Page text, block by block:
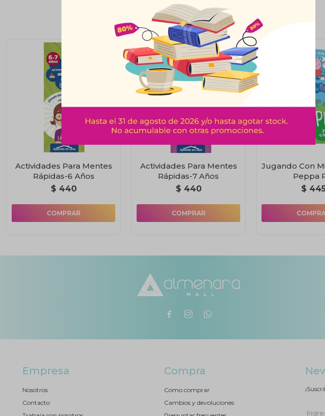
Productos que te pueden interesar
Actividades Para Mentes
Rápidas-6 Años
$ 440
Actividades Para Mentes
Rápidas-7 Años
$ 440
Jugando Con
Peppa
$
  
Empresa
Nosotros
Contacto
Compra
Como comprar
Cambios y devoluciones